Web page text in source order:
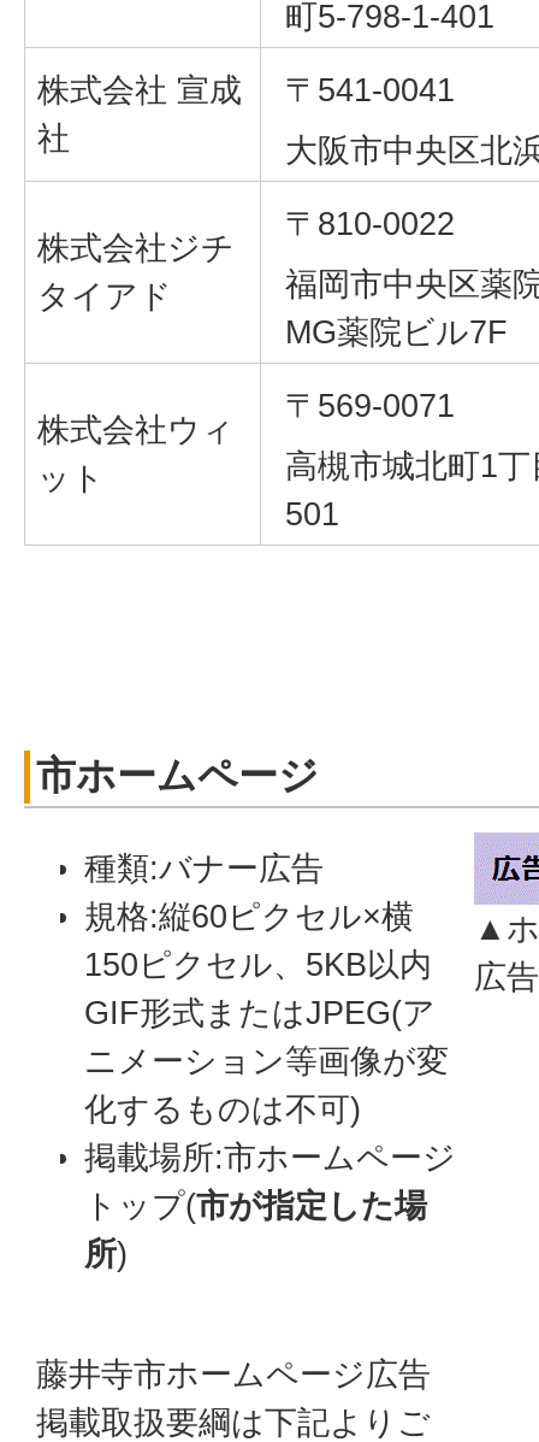
町5‐798‐1-401
株式会社 宣成
社
〒541-0041
大阪市中央区北
株式会社ジチ
タイアド
〒810-0022
福岡市中央区薬
MG薬院ビル7F
株式会社ウィ
ット
〒569-0071
高槻市城北町1
501
市ホームページ
▲
広
種類:バナー広告
規格:縦60ピクセル×横
150ピクセル、5KB以内
GIF形式またはJPEG(ア
ニメーション等画像が変
化するものは不可)
掲載場所:市ホームページ
トップ(市が指定した場
所)
藤井寺市ホームページ広告
掲載取扱要綱は下記よりご